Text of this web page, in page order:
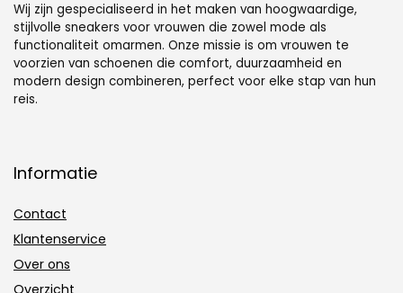
Wij zijn gespecialiseerd in het maken van hoogwaardige,
stijlvolle sneakers voor vrouwen die zowel mode als
functionaliteit omarmen. Onze missie is om vrouwen te
voorzien van schoenen die comfort, duurzaamheid en
modern design combineren, perfect voor elke stap van hun
reis.
Informatie
Contact
Klantenservice
Over ons
Overzicht